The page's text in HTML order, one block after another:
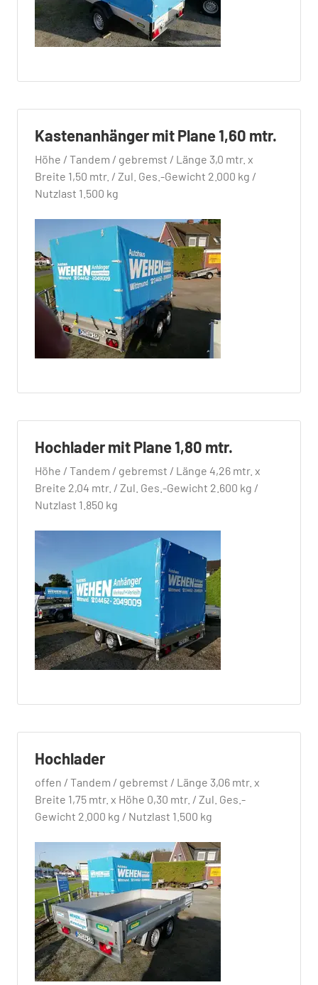
Kastenanhänger mit Plane 1,60 mtr.
Höhe / Tandem / gebremst / Länge 3,0 mtr. x
Breite 1,50 mtr. / Zul. Ges.-Gewicht 2.000 kg /
Nutzlast 1.500 kg
Hochlader mit Plane 1,80 mtr.
Höhe / Tandem / gebremst / Länge 4,26 mtr. x
Breite 2,04 mtr. / Zul. Ges.-Gewicht 2.600 kg /
Nutzlast 1.850 kg
Hochlader
offen / Tandem / gebremst / Länge 3,06 mtr. x
Breite 1,75 mtr. x Höhe 0,30 mtr. / Zul. Ges.-
Gewicht 2.000 kg / Nutzlast 1.500 kg